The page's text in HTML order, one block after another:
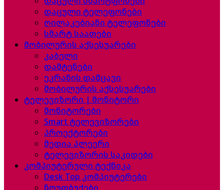
დაცული ტელეფონები
ღილაკებიანი ტელეფონები
სმარტ საათები
მობილურის აქსესუარები
კაბელი
დამტენები
ეკრანის დამცავი
მობილურის აქსესუარები
ტელევიზორი | მონიტორი
მონიტორები
Smart ტელევიზორები
პროექტორები
მედია პლეერი
ტელევიზორის საკიდები
კომპიუტერული ტექნიკა
Desk Top კომპიუტერები
ნოუთბუქები